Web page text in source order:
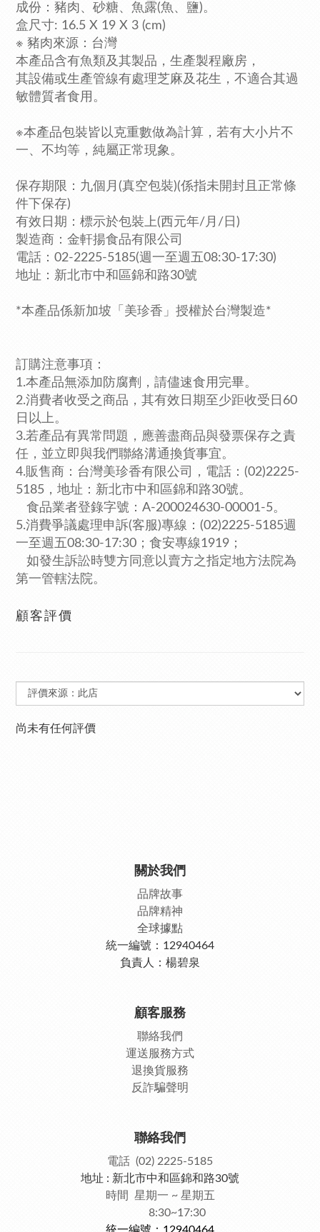
成份：豬肉、砂糖、魚露(魚、鹽)。
盒尺寸: 16.5 X 19 X 3 (cm)
※ 豬肉來源：台灣
本產品含有魚類及其製品 ，生產製程廠房，
其設備或生產管線有處理芝麻及花生 ，不適合其過
敏體質者食用。
※本產品包裝皆以克重數做為計算，若有大小片不
一、不均等 ， 純屬正常現象。
保存期限：九個月(真空包裝)(係指未開封且正常條
件下保存)
有效日期：標示於包裝上(西元年/月/日)
製造商：金軒揚食品有限公司
電話：02-2225-5185(週一至週五08:30-17:30)
地址：新北市中和區錦和路30號
*本產品係新加坡「美珍香」授權於台灣製造*
訂購注意事項：
1.本產品無添加防腐劑，請儘速食用完畢。
2.消費者收受之商品，其有效日期至少距收受日60
日以上。
3.若產品有異常問題，應善盡商品與發票保存之責
任，並立即與我們聯絡溝通換貨事宜。
4.販售商：台灣美珍香有限公司，電話：(02)2225-
5185， 地址：新北市中和區錦和路30號。
食品業者登錄字號：A-200024630-00001-5。
5.消費爭議處理申訴(客服)專線：(02)2225-5185週
一至週五08:30-17:30；食安專線1919 ；
如發生訴訟時雙方同意以賣方之指定地方法院為
第一管轄法院。
顧客評價
尚未有任何評價
關於我們
品牌故事
品牌精神
全球據點
統一編號：12940464
負責人：楊碧泉
顧客服務
聯絡我們
運送服務方式
退換貨服務
反詐騙聲明
聯絡我們
電話 (02) 2225-5185
地址 : 新北市中和區錦和路30號
時間 星期一 ~ 星期五
8:30~17:30